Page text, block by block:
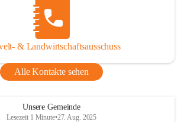
& Landwirtschaftsausschuss
Alle Kontakte sehen
Unsere Gemeinde
Lesezeit 1 Minute•27. Aug. 2025